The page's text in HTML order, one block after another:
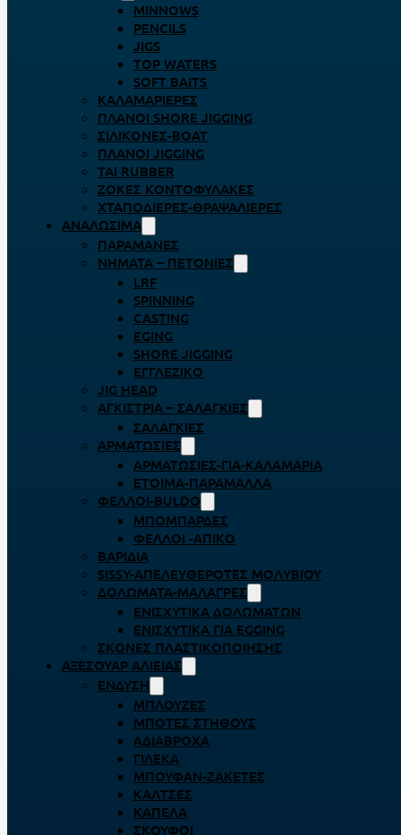
MINNOWS
PENCILS
JIGS
TOP WATERS
SOFT BAITS
ΚΑΛΑΜΑΡΙΈΡΕΣ
ΠΛΆΝΟΙ SHORE JIGGING
ΣΙΛΙΚΌΝΕΣ-BOAT
ΠΛΆΝΟΙ JIGGING
TAI RUBBER
ΖΌΚΕΣ ΚΟΝΤΟΦΎΛΑΚΕΣ
ΧΤΑΠΟΔΙΈΡΕΣ-ΘΡΑΨΑΛΙΈΡΕΣ
ΑΝΑΛΏΣΙΜΑ
ΠΑΡΑΜΆΝΕΣ
ΝΉΜΑΤΑ – ΠΕΤΟΝΙΈΣ
LRF
SPINNING
CASTING
EGING
SHORE JIGGING
ΕΓΓΛΈΖΙΚΟ
JIG HEAD
ΑΓΚΊΣΤΡΙΑ – ΣΑΛΑΓΚΙΈΣ
ΣΑΛΑΓΚΙΈΣ
ΑΡΜΑΤΩΣΙΈΣ
ΑΡΜΑΤΩΣΙΈΣ-ΓΙΑ-ΚΑΛΑΜΆΡΙΑ
ΈΤΟΙΜΑ-ΠΑΡΆΜΑΛΛΑ
ΦΕΛΛΟΊ-BULDO
ΜΠΟΜΠΆΡΔΕΣ
ΦΕΛΛΟΊ -ΑΠΊΚΟ
ΒΑΡΊΔΙΑ
SISSY-ΑΠΕΛΕΥΘΕΡΟΤΈΣ ΜΟΛΥΒΙΟΎ
ΔΟΛΏΜΑΤΑ-ΜΑΛΆΓΡΕΣ
ΕΝΙΣΧΥΤΙΚΆ ΔΟΛΩΜΆΤΩΝ
ΕΝΙΣΧΥΤΙΚΆ ΓΙΑ EGGING
ΣΚΌΝΕΣ ΠΛΑΣΤΙΚΟΠΟΊΗΣΗΣ
ΑΞΕΣΟΥΆΡ ΑΛΙΕΊΑΣ
ΈΝΔΥΣΗ
ΜΠΛΟΎΖΕΣ
ΜΠΌΤΕΣ ΣΤΉΘΟΥΣ
ΑΔΙΆΒΡΟΧΑ
ΓΙΛΈΚΑ
ΜΠΟΥΦΆΝ-ΖΑΚΈΤΕΣ
ΚΆΛΤΣΕΣ
ΚΑΠΈΛΑ
ΣΚΟΎΦΟΙ